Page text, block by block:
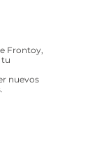
Frontoy,
tu
nuevos